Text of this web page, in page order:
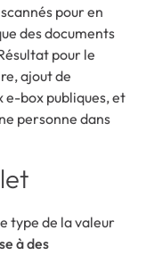
pour en
des documents
pour le
ajout de
box publiques, et
personne dans
type de la valeur
à des